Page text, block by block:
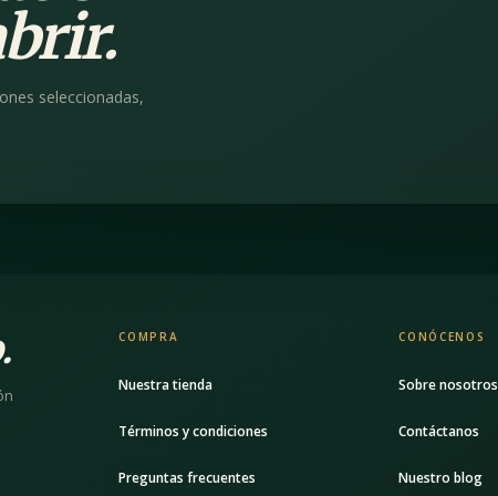
seleccionadas,
COMPRA
Nuestra tienda
Términos y condiciones
Preguntas frecuentes
CONÓCENOS
Sobre nosotros
Contáctanos
Nuestro blog